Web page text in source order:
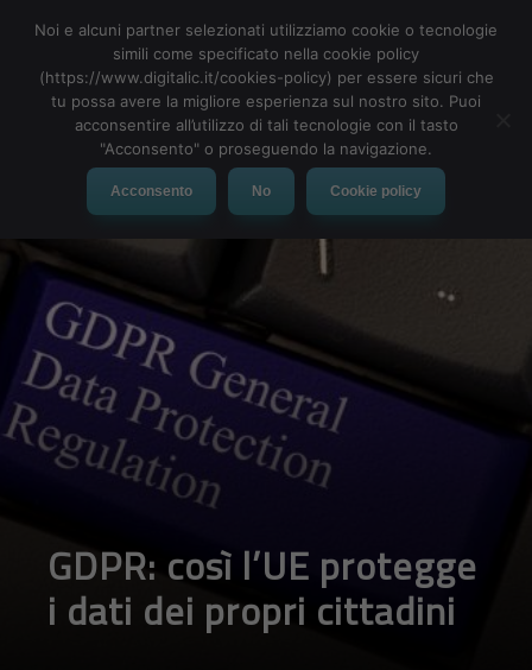
MENU
GDPR: così l’UE protegge
i dati dei propri cittadini
Noi e alcuni partner selezionati utilizziamo cookie o tecnologie
simili come specificato nella cookie policy
(https://www.digitalic.it/cookies-policy) per essere sicuri che
tu possa avere la migliore esperienza sul nostro sito. Puoi
acconsentire all’utilizzo di tali tecnologie con il tasto
"Acconsento" o proseguendo la navigazione.
Acconsento No Cookie policy